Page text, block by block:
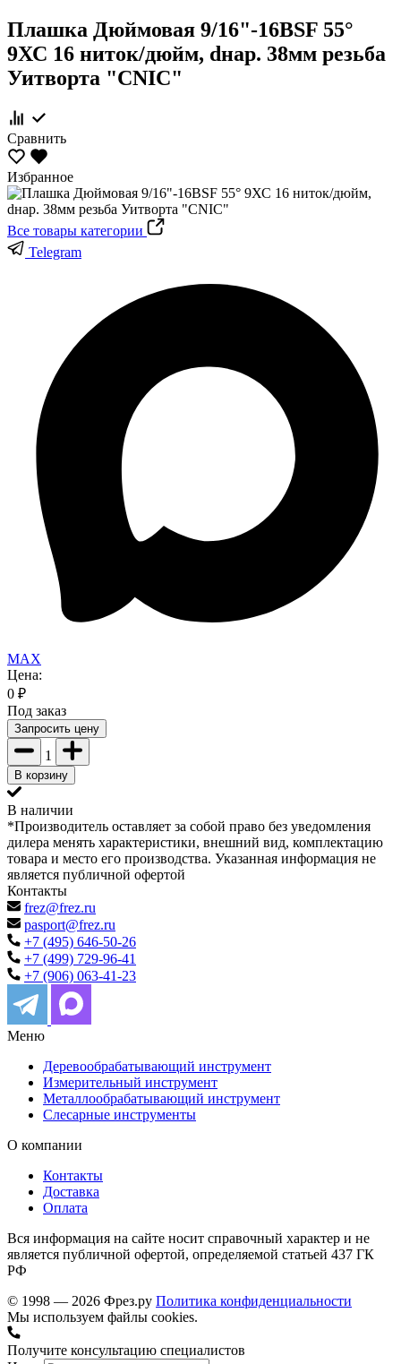
Плашка Дюймовая 9/16"-16BSF 55°
9ХС 16 ниток/дюйм, dнар. 38мм резьба
Уитворта "CNIC"
Сравнить
Избранное
Все товары категории
Telegram
MAX
Цена:
0 ₽
Под заказ
Запросить цену
1
В корзину
В наличии
*Производитель оставляет за собой право без уведомления
дилера менять характеристики, внешний вид, комплектацию
товара и место его производства. Указанная информация не
является публичной офертой
Контакты
frez@frez.ru
pasport@frez.ru
+7 (495) 646-50-26
+7 (499) 729-96-41
+7 (906) 063-41-23
Меню
Деревообрабатывающий инструмент
Измерительный инструмент
Металлообрабатывающий инструмент
Слесарные инструменты
О компании
Контакты
Доставка
Оплата
Вся информация на сайте носит справочный характер и не
является публичной офертой, определяемой статьей 437 ГК
РФ
© 1998 — 2026 Фрез.ру Политика конфиденциальности
Мы используем файлы cookies.
Получите консультацию специалистов